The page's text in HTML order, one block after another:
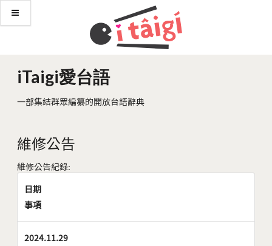
iTaigi愛台語
一部集結群眾編纂的開放台語辭典
維修公告
維修公告紀錄:
日期
事項
2024.11.29